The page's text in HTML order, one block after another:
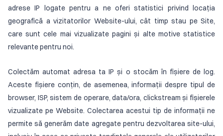
adrese IP logate pentru a ne oferi statistici privind locația
geografică a vizitatorilor Website-ului, cât timp stau pe Site,
care sunt cele mai vizualizate pagini și alte motive statistice
relevante pentru noi.
Colectăm automat adresa ta IP și o stocăm în fișiere de log.
Aceste fișiere conțin, de asemenea, informații despre tipul de
browser, ISP, sistem de operare, data/ora, clickstream și fișierele
vizualizate pe Website. Colectarea acestui tip de informații ne
permite să generăm date agregate pentru dezvoltarea site-ului,